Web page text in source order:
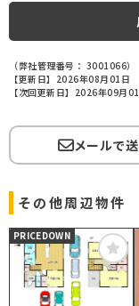
（弊社管理番号： 3001066）
【更新日】2026年08月01日
【次回更新日】2026年09月
メールで
その他周辺物件
PRICEDOWN